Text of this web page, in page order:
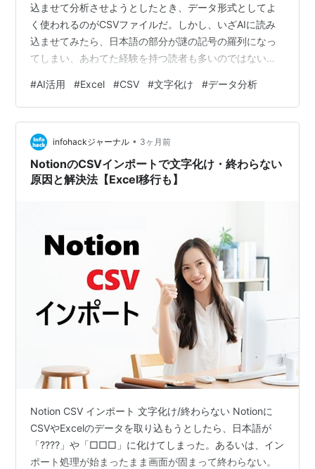
込ませて分析させようとしたとき、データ形式としてよ
く使われるのがCSVファイルだ。しかし、いざAIに読み
込ませてみたら、日本語の部分が謎の記号の羅列になっ
てしまい、あわてた経験を持つ読者も多いのではないだ
多くはファイルに保存された「文字コード」の不一致に
ある。文字コードとは、コンピュータが文字を認識し表
示するための暗号のルールのようなものだ。 これまで日
本のWindows環境やExcelでは、「Shift-JIS」と呼ばれる
ルールが一般的によく使われてきた。しかし、現在のAI
やWebサービ…
#AI活用 #Excel #CSV #文字化け #データ分析
infohackジャーナル • 3ヶ月前
NotionのCSVインポートで文字化け・終わらない
原因と解決法【Excel移行も】
Notion CSV インポート 文字化け/終わらない Notionに
CSVやExcelのデータを取り込もうとしたら、日本語が
「????」や「□□□」に化けてしまった。あるいは、イン
ポート処理が始まったまま画面が固まって終わらない。